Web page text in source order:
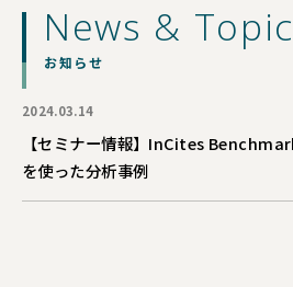
News &
お知らせ
2024.03.14
【セミナー情報】InCites
を使った分析事例